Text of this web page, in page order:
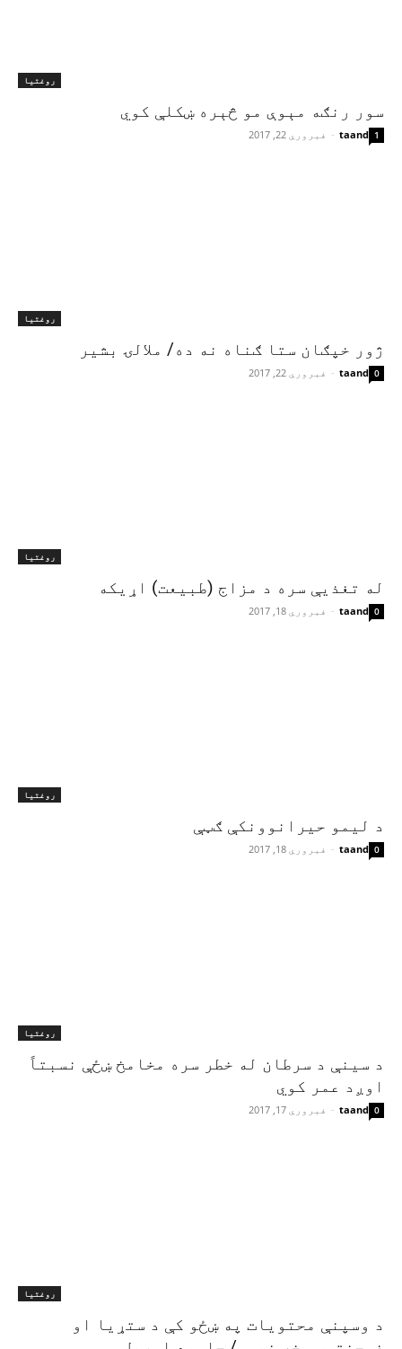
روغتیا
سور رنګه مېوې مو څېره ښکلې کوي
taand
- فبروري 22, 2017 1
روغتیا
ژور خپګان ستا ګناه نه ده/ ملالۍ بشیر
taand
- فبروري 22, 2017 0
روغتیا
له تغذیې سره د مزاج (طبیعت) اړیکه
taand
- فبروري 18, 2017 0
روغتیا
د لیمو حیرانوونکې ګټې
taand
- فبروري 18, 2017 0
روغتیا
د سینې د سرطان له خطر سره مخامخ ښځې نسبتاً
اوږد عمر کوي
taand
- فبروري 17, 2017 0
روغتیا
د وسپنې محتويات په ښځو كې د ستړيا او